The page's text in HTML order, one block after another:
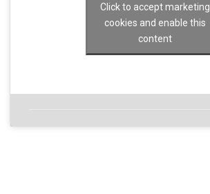
Click to accept marketing
cookies and enable this
content